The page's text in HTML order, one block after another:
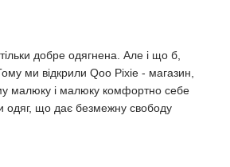
добре одягнена. Але і що б,
ми відкрили Qoo Pixie - магазин,
малюку і малюку комфортно себе
одяг, що дає безмежну свободу